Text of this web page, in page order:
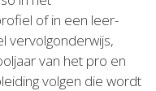
of in een leer-
vervolgonderwijs,
van het pro en
volgen die wordt